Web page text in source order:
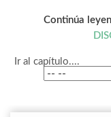
Continúa
Ir al capítulo....